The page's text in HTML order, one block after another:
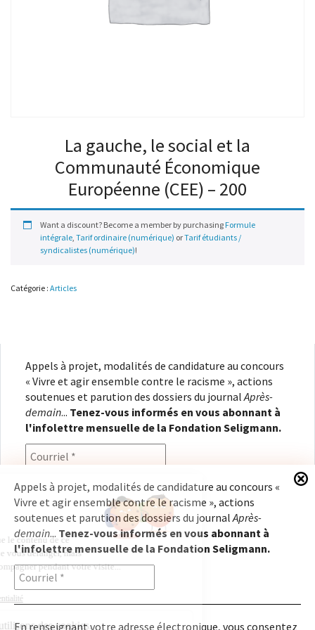
La gauche, le social et la
Communauté Économique
Européenne (CEE) – 200
Want a discount? Become a member by purchasing Formule
intégrale, Tarif ordinaire (numérique) orTarif étudiants /
syndicalistes (numérique)!
Catégorie : Articles
Appels à projet, modalités de candidature au concours
« Vivre et agir ensemble contre le racisme », actions
soutenues et parution des dossiers du journalAprès-
demain... Tenez-vous informés en vous abonnant à
l'infolettre mensuelle de la Fondation Seligmann.
En renseignant votre adresse électronique, vous
consentez à recevoir l'infolettre de la Fondation
Seligmann, conformément à notrepolitique de
confidentialité. Il vous sera possible de vous
désabonner à tout moment.
Appels à projet, modalités de candidature au concours «
Vivre et agir ensemble contre le racisme », actions
soutenues et parution des dossiers du journalAprès-
demain... Tenez-vous informés en vous abonnant à
l'infolettre mensuelle de la Fondation Seligmann.
En renseignant votre adresse électronique, vous consentez